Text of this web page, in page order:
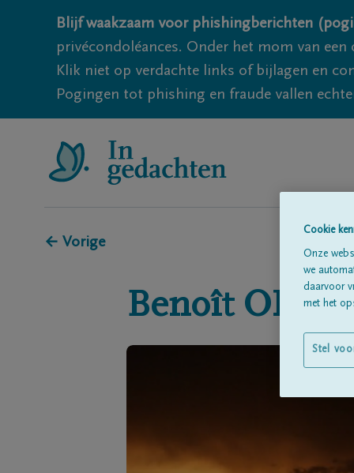
Blijf waakzaam voor phishingberichten
privécondoléances. Onder het mom van
Klik niet op verdachte links of bijlagen en
Pogingen tot phishing en fraude vallen
← Vorige
Benoît
Cookie
Onze
we
daarvoor
met het
Stel